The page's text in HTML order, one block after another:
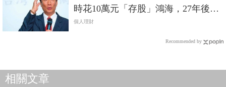
時花10萬元「存股」鴻海，27年後會
賺2千萬！
個人理財
Recommended by
相關文章